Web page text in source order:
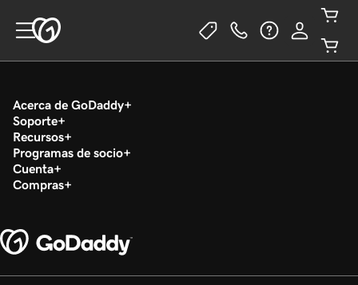
Acerca de GoDaddy
Soporte
Recursos
Programas de socio
Cuenta
Compras